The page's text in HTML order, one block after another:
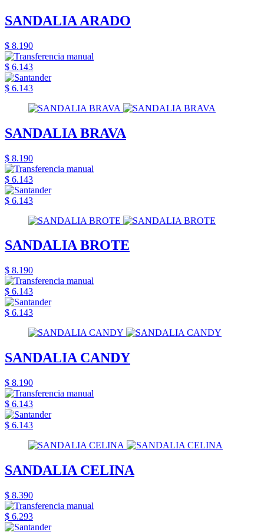
SANDALIA ARADO
$ 8.190
$ 6.143
$ 6.143
SANDALIA BRAVA
$ 8.190
$ 6.143
$ 6.143
SANDALIA BROTE
$ 8.190
$ 6.143
$ 6.143
SANDALIA CANDY
$ 8.190
$ 6.143
$ 6.143
SANDALIA CELINA
$ 8.390
$ 6.293